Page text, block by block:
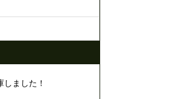
ました！